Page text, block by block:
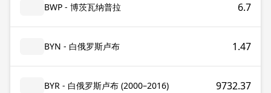
BWP - 博茨瓦纳普拉 6.7
BYN - 白俄罗斯卢布 1.47
BYR - 白俄罗斯卢布 (2000–2016) 9732.37